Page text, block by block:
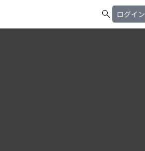
search ログイン